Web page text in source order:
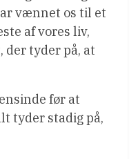
vænnet os til et
af vores liv,
der tyder på, at
før at
tyder stadig på,